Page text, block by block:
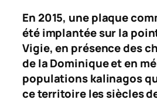
En 2015, une plaque
été implantée sur la
Vigie, en présence des
de la Dominique et en
populations kalinagos
ce territoire les siècles